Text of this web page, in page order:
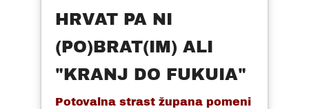
HRVAT PA NI
(PO)BRAT(IM) ALI
"KRANJ DO FUKUIA"
Potovalna strast župana pomeni